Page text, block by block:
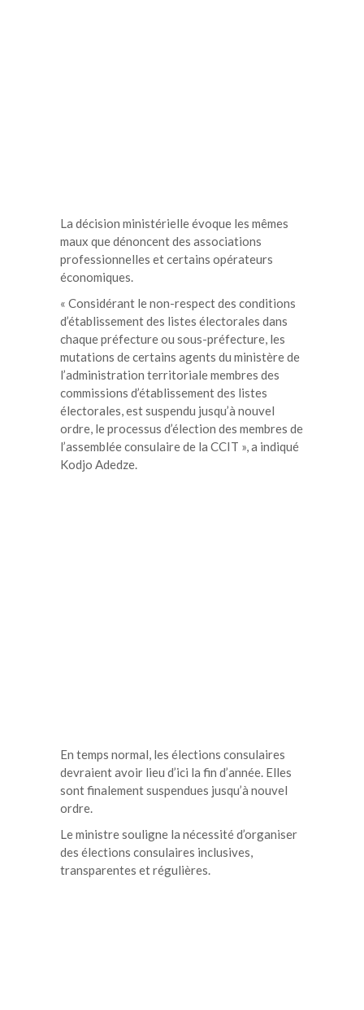
La décision ministérielle évoque les mêmes
maux que dénoncent des associations
professionnelles et certains opérateurs
économiques.
« Considérant le non-respect des conditions
d’établissement des listes électorales dans
chaque préfecture ou sous-préfecture, les
mutations de certains agents du ministère de
l’administration territoriale membres des
commissions d’établissement des listes
électorales, est suspendu jusqu’à nouvel
ordre, le processus d’élection des membres de
l’assemblée consulaire de la CCIT », a indiqué
Kodjo Adedze.
En temps normal, les élections consulaires
devraient avoir lieu d’ici la fin d’année. Elles
sont finalement suspendues jusqu’à nouvel
ordre.
Le ministre souligne la nécessité d’organiser
des élections consulaires inclusives,
transparentes et régulières.